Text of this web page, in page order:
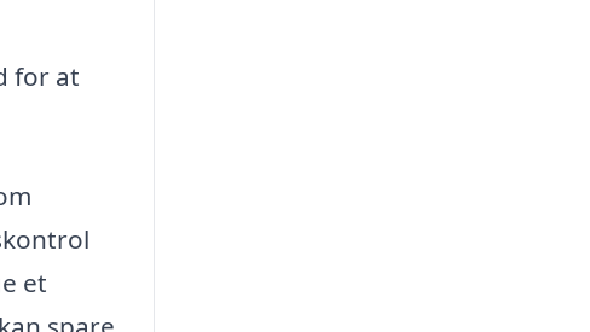
for at
et